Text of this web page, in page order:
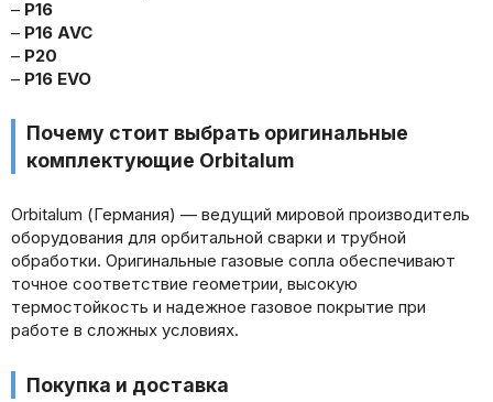
– P16
– P16 AVC
– P20
– P16 EVO
Почему стоит выбрать оригинальные
комплектующие Orbitalum
Orbitalum (Германия) — ведущий мировой производитель
оборудования для орбитальной сварки и трубной
обработки. Оригинальные газовые сопла обеспечивают
точное соответствие геометрии, высокую
термостойкость и надежное газовое покрытие при
работе в сложных условиях.
Покупка и доставка